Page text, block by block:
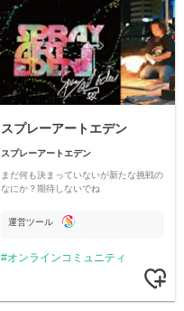
スプレーアートエデン
スプレーアートエデン
まだ何も決まっていないが新たな挑戦の
なにか？期待しないでね
運営ツール
オンラインコミュニティ